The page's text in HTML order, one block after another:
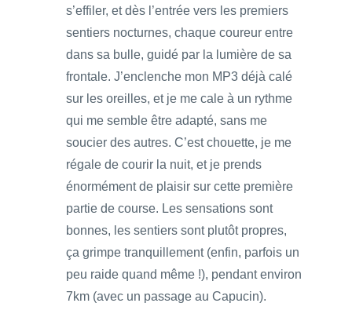
s’effiler, et dès l’entrée vers les premiers
sentiers nocturnes, chaque coureur entre
dans sa bulle, guidé par la lumière de sa
frontale. J’enclenche mon MP3 déjà calé
sur les oreilles, et je me cale à un rythme
qui me semble être adapté, sans me
soucier des autres. C’est chouette, je me
régale de courir la nuit, et je prends
énormément de plaisir sur cette première
partie de course. Les sensations sont
bonnes, les sentiers sont plutôt propres,
ça grimpe tranquillement (enfin, parfois un
peu raide quand même !), pendant environ
7km (avec un passage au Capucin).